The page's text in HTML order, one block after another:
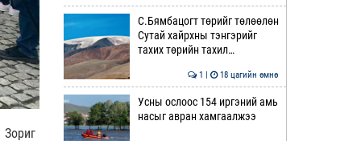
Зориг
С.Бямбацогт төрийг төлөөлөн
Сутай хайрхны тэнгэрийг
тахих төрийн тахил…
1 | 18 цагийн өмнө
Усны ослоос 154 иргэний амь
насыг авран хамгаалжээ